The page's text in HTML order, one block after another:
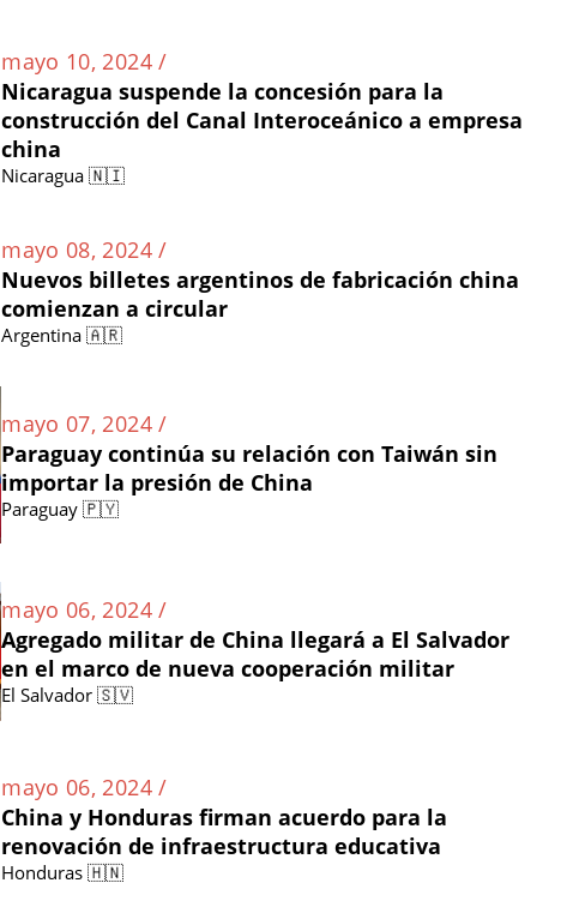
mayo 10, 2024 /
Nicaragua suspende la concesión para la
construcción del Canal Interoceánico a empresa
china
Nicaragua 🇳🇮
mayo 08, 2024 /
Nuevos billetes argentinos de fabricación china
comienzan a circular
Argentina 🇦🇷
mayo 07, 2024 /
Paraguay continúa su relación con Taiwán sin
importar la presión de China
Paraguay 🇵🇾
mayo 06, 2024 /
Agregado militar de China llegará a El Salvador
en el marco de nueva cooperación militar
El Salvador 🇸🇻
mayo 06, 2024 /
China y Honduras firman acuerdo para la
renovación de infraestructura educativa
Honduras 🇭🇳